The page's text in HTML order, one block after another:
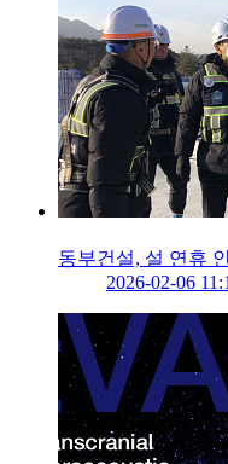
동부건설, 설 연휴
2026-02-06